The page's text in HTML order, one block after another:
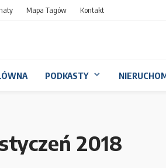
Mapa Tagów Kontakt
PODKASTY
styczeń 2018